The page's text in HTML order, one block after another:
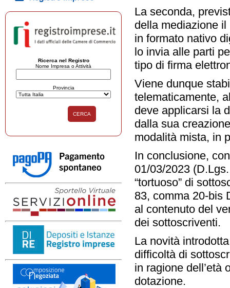
Ricerca nel Registro
Nome Impresa o Attività
Provincia
CERCA
La seconda,
della mediazione
in formato nativo
lo invia alle parti
tipo di firma
Viene dunque
telematicamente,
deve applicarsi la
dalla sua
modalità mista, in
In conclusione,
01/03/2023
“tortuoso” di
83, comma 20-bis
al contenuto del
dei sottoscriventi.
La novità
difficoltà di
in ragione dell’età
dotazione.